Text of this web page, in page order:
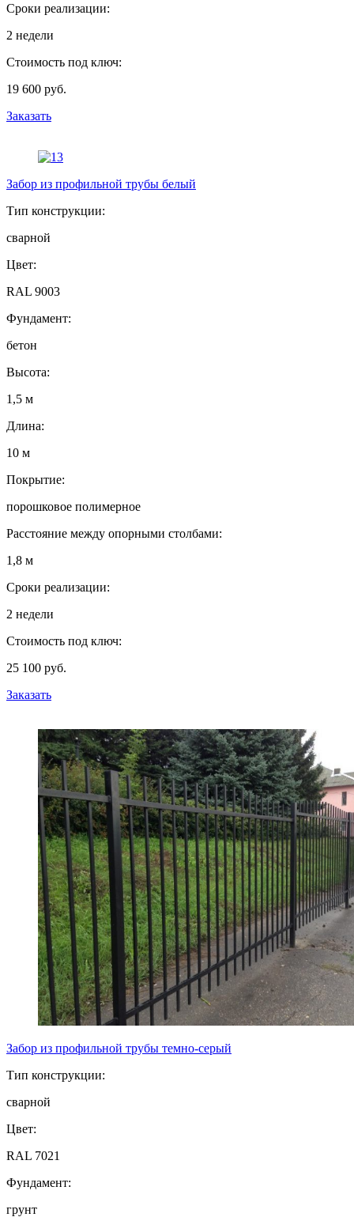
Сроки реализации:
2 недели
Стоимость под ключ:
19 600 руб.
Заказать
Забор из профильной трубы белый
Тип конструкции:
сварной
Цвет:
RAL 9003
Фундамент:
бетон
Высота:
1,5 м
Длина:
10 м
Покрытие:
порошковое полимерное
Расстояние между опорными столбами:
1,8 м
Сроки реализации:
2 недели
Стоимость под ключ:
25 100 руб.
Заказать
Забор из профильной трубы темно-серый
Тип конструкции:
сварной
Цвет:
RAL 7021
Фундамент:
грунт